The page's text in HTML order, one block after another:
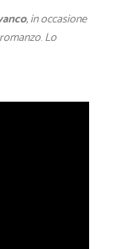
, in occasione
.Lo